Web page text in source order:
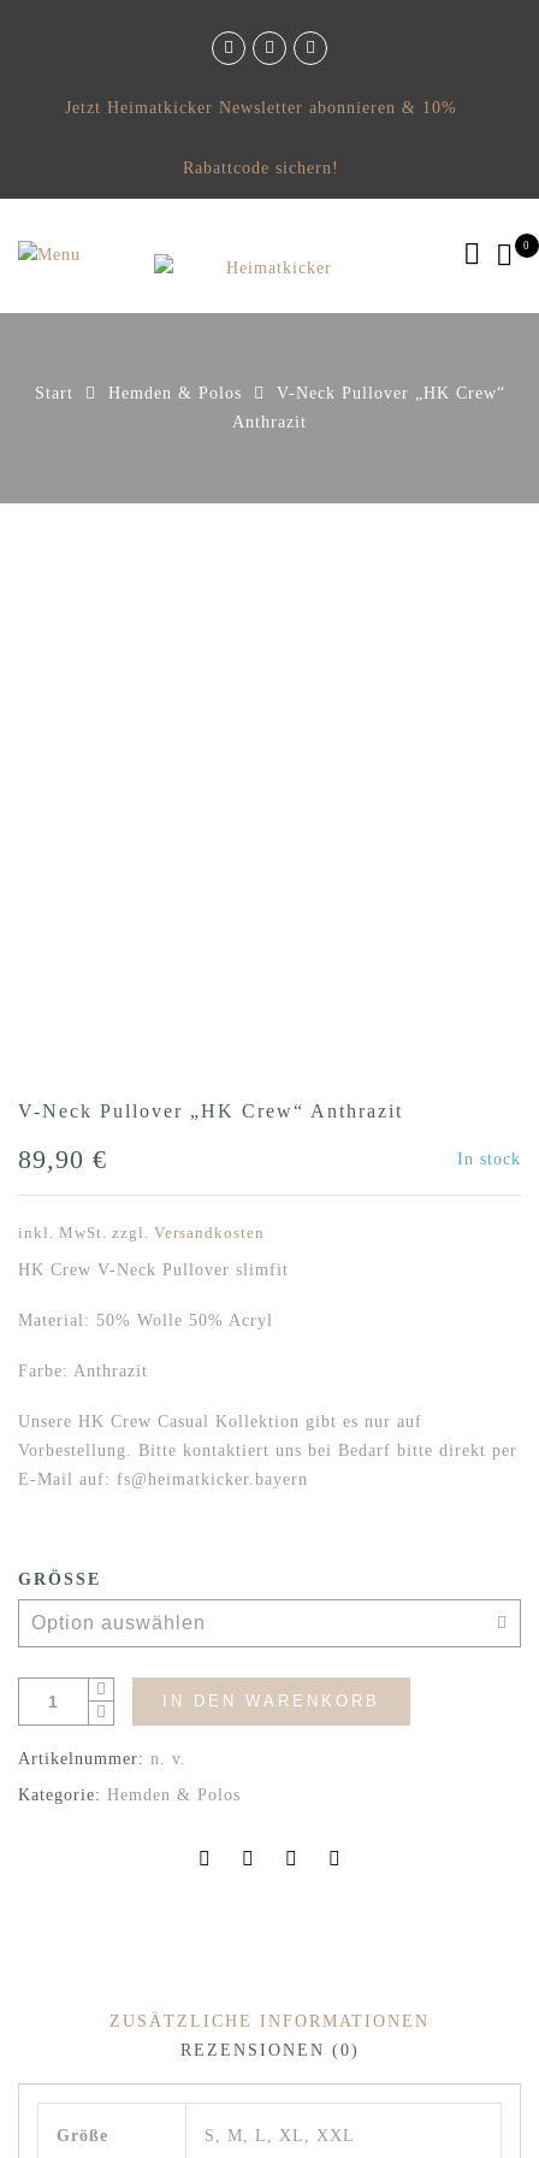
Jetzt Heimatkicker Newsletter abonnieren & 10%
Rabattcode sichern!
0
Start Hemden & Polos
V-Neck Pullover „HK Crew“
Anthrazit
V-Neck Pullover „HK Crew“ Anthrazit
89,90 € In stock
inkl. MwSt. zzgl. Versandkosten
HK Crew V-Neck Pullover slimfit
Material: 50% Wolle 50% Acryl
Farbe: Anthrazit
Unsere HK Crew Casual Kollektion gibt es nur auf
Vorbestellung. Bitte kontaktiert uns bei Bedarf bitte direkt per
E-Mail auf: fs@heimatkicker.bayern
GRÖSSE
IN DEN WARENKORB
Artikelnummer: n. v.
Kategorie: Hemden & Polos
ZUSÄTZLICHE INFORMATIONEN
REZENSIONEN (0)
Größe S, M, L, XL, XXL